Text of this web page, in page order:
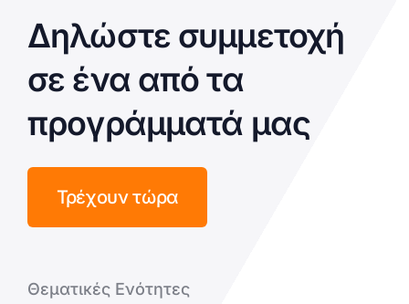
Δηλώστε συμμετοχή
σε ένα από τα
προγράμματά μας
Τρέχουν τώρα
Θεματικές Ενότητες